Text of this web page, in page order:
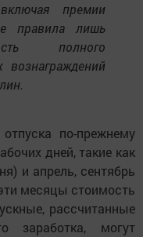
премии
правила лишь
полного
вознаграждений
по-прежнему
дней, такие как
и апрель, сентябрь
месяцы стоимость
рассчитанные
заработка, могут